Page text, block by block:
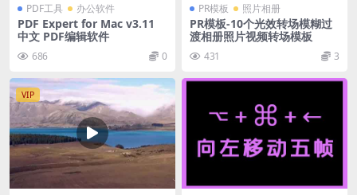
PDF工具 办公软件
PDF Expert for Mac v3.11
中文 PDF编辑软件
686 0
PR模板 照片相册
PR模板-10个光效转场模糊过
渡相册照片视频转场模板
431 3
VIP